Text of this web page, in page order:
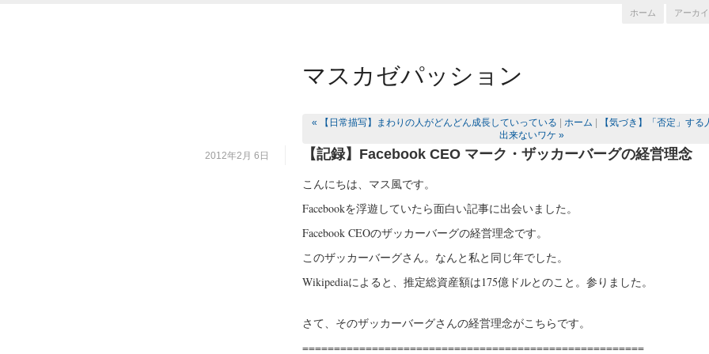
マスカゼパッション
ホーム アーカ
« 【日常描写】まわりの人がどんどん成長していっている ホーム
【気づき】「否定」する
出来ないワケ »
2012年2月 6日
【記録】Facebook CEO マーク・ザッカーバーグの経営理念
こんにちは、マス風です。
Facebookを浮遊していたら面白い記事に出会いました。
Facebook CEOのザッカーバーグの経営理念です。
このザッカーバーグさん。なんと私と同じ年でした。
Wikipediaによると、推定総資産額は175億ドルとのこと。参りました。
さて、そのザッカーバーグさんの経営理念がこちらです。
======================================================